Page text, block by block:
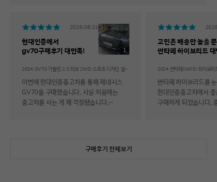
2026.08.01
현대인증에서
gv70구매후기 대만족!
1
2024 GV70 가솔린 2.5 터보 2WD 스포츠 디자인 셀렉션Ⅱ
이번에 현대인증중고차를 통해 제네시스
GV70을 구매했습니다. 사실 처음에는
중고차를 사는 게 꽤 걱정됐습니다.
보면 예상과 달라서 후회했다는 이야기도
고민은 배송만 늦출
싼타페 하이브리드
싼타페 하이브리드를
현대인증중고차에서
구매하게 되었습니다.
구매후기 전체보기